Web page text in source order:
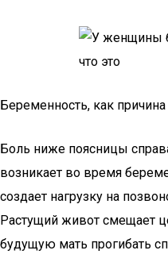
Беременность, как причина
Боль ниже поясницы
возникает во время
создает нагрузку на
Растущий живот смещает
будущую мать прогибать